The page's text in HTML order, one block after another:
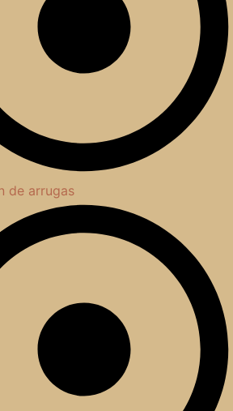
de arrugas